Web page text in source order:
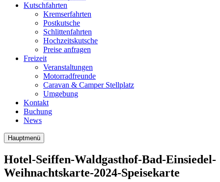
Kutschfahrten
Kremserfahrten
Postkutsche
Schlittenfahrten
Hochzeitskutsche
Preise anfragen
Freizeit
Veranstaltungen
Motorradfreunde
Caravan & Camper Stellplatz
Umgebung
Kontakt
Buchung
News
Hauptmenü
Hotel-Seiffen-Waldgasthof-Bad-Einsiedel-
Weihnachtskarte-2024-Speisekarte